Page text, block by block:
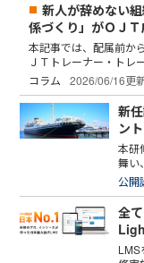
新人が辞めない
係づくり」がＯＪ
本記事では、配属前か
ＪＴトレーナー・トレ
コラム
2026/06/16更
新
ン
本研
舞い
公開
全
LMS